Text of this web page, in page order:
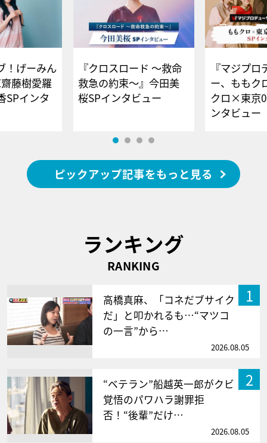
！げーみん
藤樹愛羅
SPインタ
『クロスロード ～救命
救急の約束～』今田美
桜SPインタビュー
『マジプロ
ー、ももク
クロ×東京
ンタビュー
ピックアップ記事をもっと見る
ランキング
RANKING
1
高橋真麻、「コネだブサイク
だ」と叩かれるも…“マツコ
の一言”から…
2026.08.05
2
“ベテラン”船越英一郎がクビ
覚悟のパワハラ謝罪拒
否！“後輩”だけ…
2026.08.05